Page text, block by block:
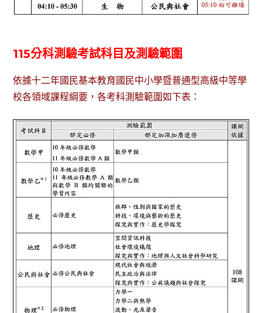
115分科測驗考試科目及測驗範圍
依據十二年國民基本教育國民中小學暨普通型高級中等學
校各領域課程綱要，各考科測驗範圍如下表：